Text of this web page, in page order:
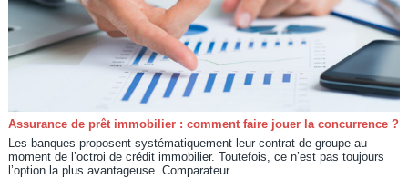
Assurance de prêt immobilier : comment faire jouer la concurrence ?
Les banques proposent systématiquement leur contrat de groupe au
moment de l’octroi de crédit immobilier. Toutefois, ce n’est pas toujours
l’option la plus avantageuse. Comparateur...